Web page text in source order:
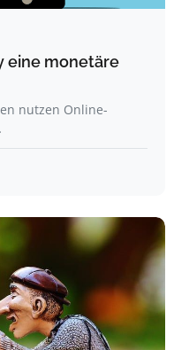
eine monetäre
nutzen Online-